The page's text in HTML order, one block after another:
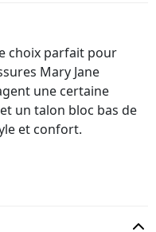
choix parfait pour
Mary Jane
une certaine
un talon bloc bas de
et confort.